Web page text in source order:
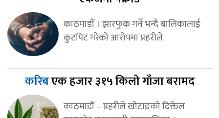
काठमाडौं । झारफुक गर्ने भन्दै बालिकालाई
कुटपिट गरेको आरोपमा प्रहरीले
करिबएक हजार ३१५ किलो गाँजा बरामद
काठमाडौं – प्रहरीले खोटाङको दिक्तेल